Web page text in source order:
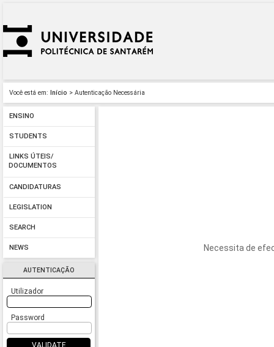
Você está em: Início > Autenticação Necessária
ENSINO
STUDENTS
LINKS ÚTEIS/
DOCUMENTOS
CANDIDATURAS
LEGISLATION
SEARCH
NEWS
AUTENTICAÇÃO
Utilizador
Password
Necessita de